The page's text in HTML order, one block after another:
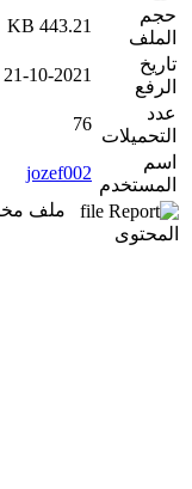
حجم
الملف
443.21 KB
تاريخ
الرفع
21-10-2021 08:55 م
عدد
التحميلات
76
اسم
المستخدم
jozef002
ملف
المحتوى